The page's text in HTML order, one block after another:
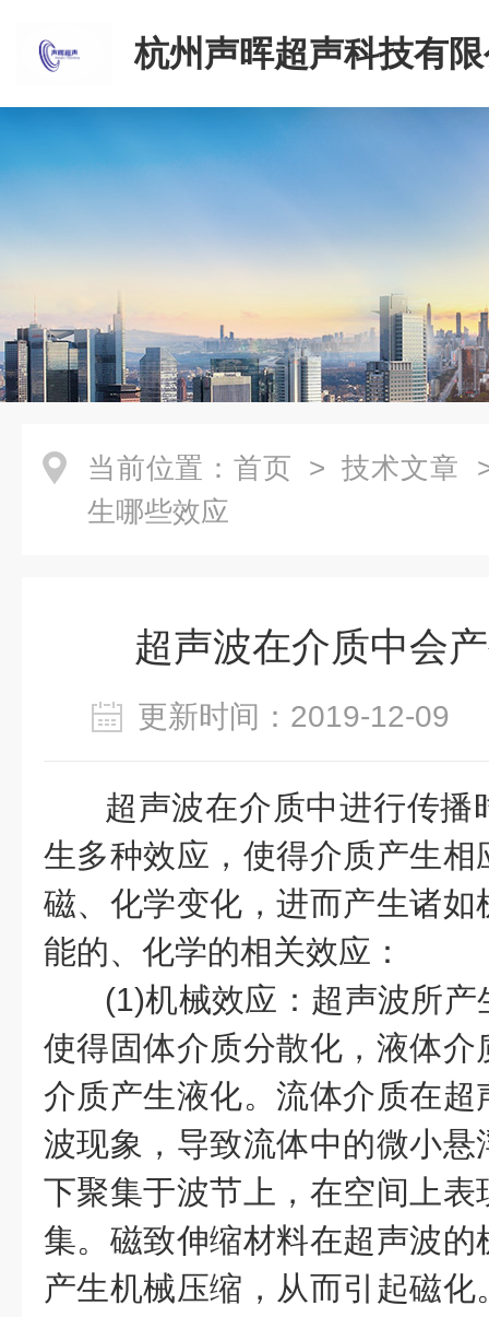
杭州声晖超声科技有
当前位置： 首页 > 技术文章
生哪些效应
超声波在介质中会
更新时间：2019-12-
超声波在介质中进行传播
生多种效应，使得介质产生
磁、化学变化，进而产生诸
能的、化学的相关效应：
(1)机械效应：超声波所
使得固体介质分散化，液体
介质产生液化。流体介质在
波现象，导致流体中的微小
下聚集于波节上，在空间上
集。磁致伸缩材料在超声波
产生机械压缩，从而引起磁